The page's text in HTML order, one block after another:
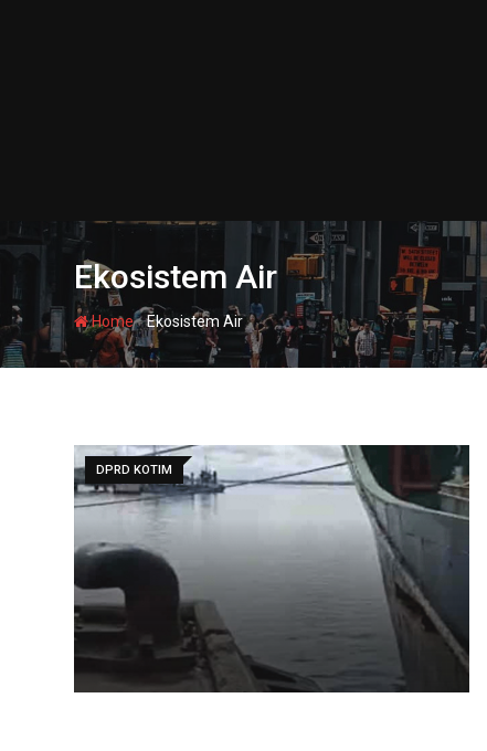
Ekosistem Air
Home-Ekosistem Air
DPRD KOTIM